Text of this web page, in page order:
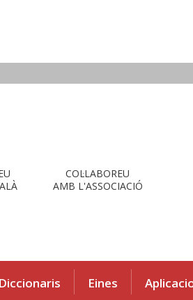
COL·LABOREU
AMB L'ASSOCIACIÓ
Diccionaris Eines